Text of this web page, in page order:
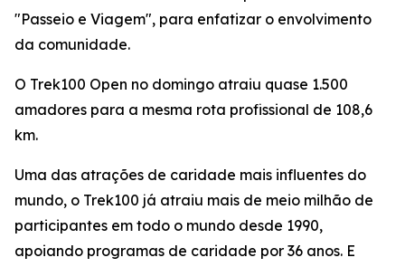
"Passeio e Viagem", para enfatizar o envolvimento
da comunidade.
O Trek100 Open no domingo atraiu quase 1.500
amadores para a mesma rota profissional de 108,6
km.
Uma das atrações de caridade mais influentes do
mundo, o Trek100 já atraiu mais de meio milhão de
participantes em todo o mundo desde 1990,
apoiando programas de caridade por 36 anos. E